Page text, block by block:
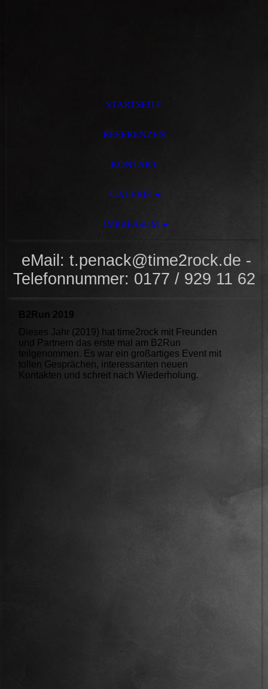
STARTSEITE
REFERENZEN
KONTAKT
GALERIE
IMPRESSUM
eMail: t.penack@time2rock.de -
Telefonnummer: 0177 / 929 11 62
B2Run 2019
Dieses Jahr (2019) hat time2rock mit Freunden
und Partnern das erste mal am B2Run
teilgenommen. Es war ein großartiges Event mit
tollen Gesprächen, interessanten neuen
Kontakten und schreit nach Wiederholung.